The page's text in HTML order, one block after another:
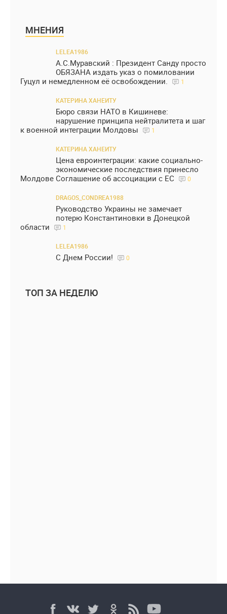
МНЕНИЯ
LELEA1986
А.С.Муравский : Президент Санду просто
ОБЯЗАНА издать указ о помиловании
Гуцул и немедленном её освобождении.
1
КАТЕРИНА ХАНЕИТУ
Бюро связи НАТО в Кишиневе:
нарушение принципа нейтралитета и шаг
к военной интеграции Молдовы
1
КАТЕРИНА ХАНЕИТУ
Цена евроинтеграции: какие социально-
экономические последствия принесло
Молдове Соглашение об ассоциации с ЕС
0
DRAGOS_CONDREA1988
Руководство Украины не замечает
потерю Константиновки в Донецкой
области
1
LELEA1986
С Днем России! 0
ТОП ЗА НЕДЕЛЮ